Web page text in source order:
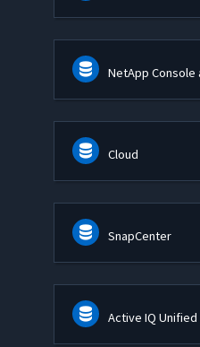
NetApp Console
Cloud
SnapCenter
Active IQ Unified